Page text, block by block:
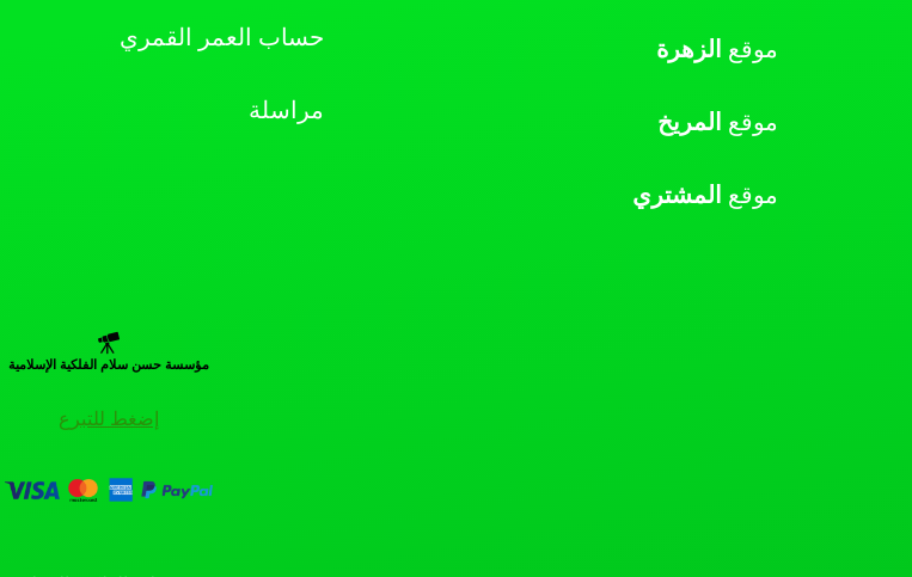
موقع الزهرة
موقع المريخ
موقع المشتري
حساب العمر القمري
مراسلة
مؤسسة حسن سلام الفلكية الإسلامية
إضغط للتبرع